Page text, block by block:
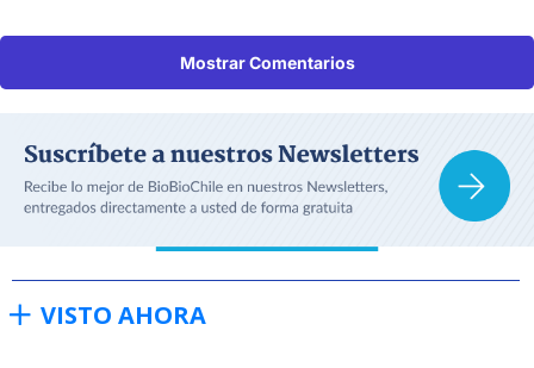
Mostrar Comentarios
VISTO AHORA